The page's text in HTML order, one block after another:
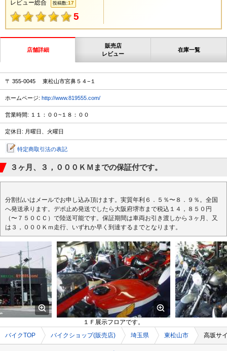
レビュー総合 投稿数:17
5
店舗詳細
販売店
レビュー
在庫一覧
〒 355-0045 東松山市宮鼻５４−１
ホームページ: http://www.819555.com/
営業時間: １１：００~１８：００
定休日: 月曜日、火曜日
特定商取引法の表記
３ヶ月、３，０００ＫＭまでの保証付です。
分割払いはメールでお申し込み頂けます。実質年利６．５％〜８．９％。全国
へ発送承ります。デポ止め発送でしたら大阪府堺市まで税込１４，８５０円
（〜７５０ＣＣ）で陸送可能です。保証期間は車両お引き渡しから３ヶ月、又
は３，０００Ｋｍ走行、いずれか早く到達するまでとなります。
１Ｆ展示フロアです。
バイクTOP
バイクショップ(販売店) 埼玉県 東松山市 高坂サ